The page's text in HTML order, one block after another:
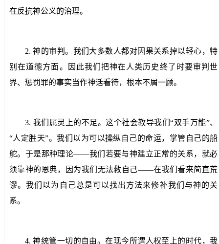
在反抗神公义的治理。
2.神的审判。 我们大多数人都对因果关系掉以轻心，特
别在道德方面。因此我们把神在人类历史终了时要审判世
界、惩罚罪的事实当作神话看待，根本不屑一顾。
3. 我们属灵上的不足。 这个社会教导我们“双手万能”、
“人定胜天”。我们以为可以操纵自己的命运，掌管自己的船
舵。于是那种理论——我们若要与神建立正常的关系，就必
须靠神的恩典，因为我们无法救自己——在我们看来简直荒
谬。我们以为自己总是可以找出方法来修补我们与神的关
系。
4.神统管一切的自由。在现今所谓人权至上的时代，我